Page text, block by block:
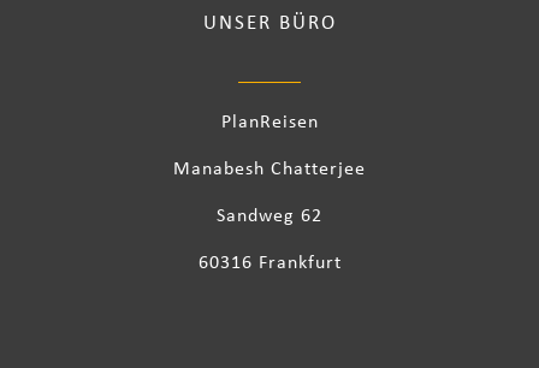
UNSER BÜRO
PlanReisen
Manabesh Chatterjee
Sandweg 62
60316 Frankfurt